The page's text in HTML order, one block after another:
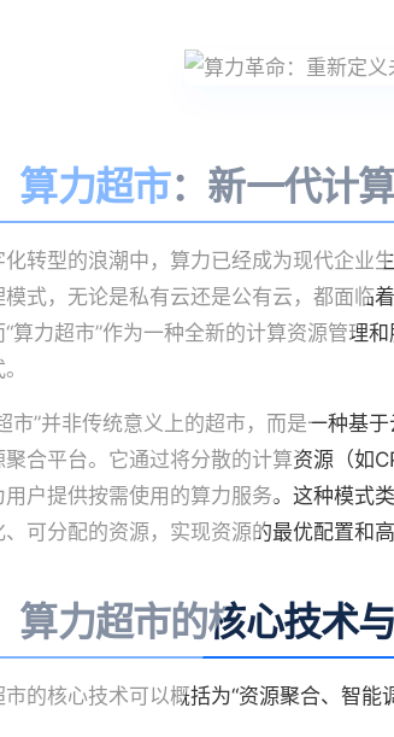
算力超市：新一代计
化转型的浪潮中，算力已经成为现代企业
模式，无论是私有云还是公有云，都面临
“算力超市”作为一种全新的计算资源管理
市”并非传统意义上的超市，而是一种基
聚合平台。它通过将分散的计算资源（如
用户提供按需使用的算力服务。这种模式
、可分配的资源，实现资源的最优配置和高
算力超市的核心技术
市的核心技术可以概括为“资源聚合、智能